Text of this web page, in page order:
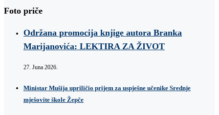
Foto priče
Održana promocija knjige autora Branka
Marijanovića: LEKTIRA ZA ŽIVOT
27. Juna 2026.
Ministar Mušija upriličio prijem za uspješne učenike Srednje
mješovite škole Žepče